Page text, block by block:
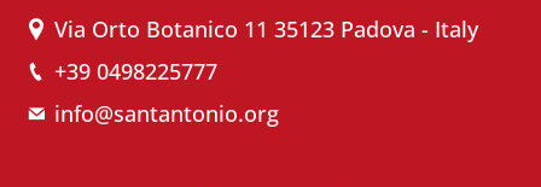
Via Orto Botanico 11 35123 Padova - Italy
+39 0498225777
info@santantonio.org